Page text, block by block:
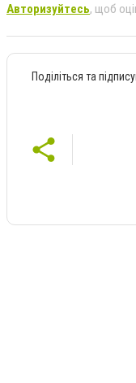
Авторизуйтесь, щоб
Поділіться та